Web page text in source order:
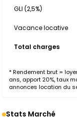
GLI (2,5%)
Vacance locative
Total charges
* Rendement brut =
ans, apport 20%, taux
annonces location du
Stats Marché